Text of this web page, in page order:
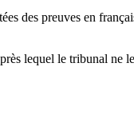
des preuves en
lequel le tribunal ne